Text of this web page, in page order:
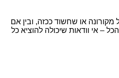
או שחשוד ככזה, ובין אם
– אי וודאות שיכולה להוציא כל